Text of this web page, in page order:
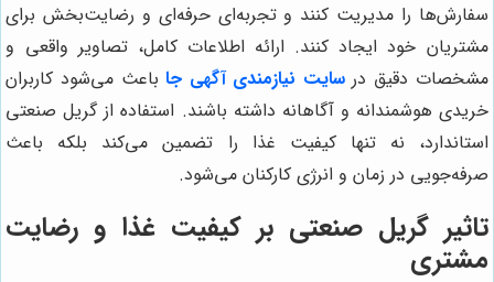
سفارش‌ها را مدیریت کنند و تجربه‌ای حرفه‌ای و رضایت‌بخش برای
مشتریان خود ایجاد کنند. ارائه اطلاعات کامل، تصاویر واقعی و
مشخصات دقیق درسایت نیازمندی آگهی جاباعث می‌شود کاربران
خریدی هوشمندانه و آگاهانه داشته باشند. استفاده از گریل صنعتی
استاندارد، نه تنها کیفیت غذا را تضمین می‌کند بلکه باعث
صرفه‌جویی در زمان و انرژی کارکنان می‌شود.
تاثیر گریل صنعتی بر کیفیت غذا و رضایت
مشتری